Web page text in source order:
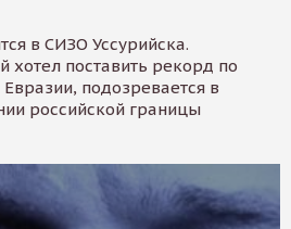
в СИЗО Уссурийска.
хотел поставить рекорд по
подозревается в
российской границы